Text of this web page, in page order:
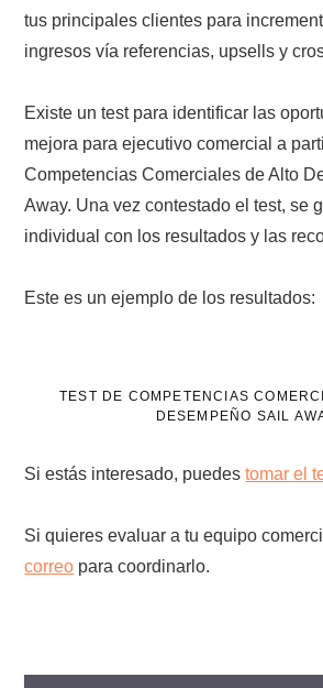
tus principales clientes para
ingresos vía referencias, upsells y
Existe un test para identificar las
mejora para ejecutivo comercial a
Competencias Comerciales de Alto
Away. Una vez contestado el test, se
individual con los resultados y las
Este es un ejemplo de los resultados:
TEST DE COMPETENCIAS
DESEMPEÑO SAIL
Si estás interesado, puedestomar el
Si quieres evaluar a tu equipo
correo para coordinarlo.